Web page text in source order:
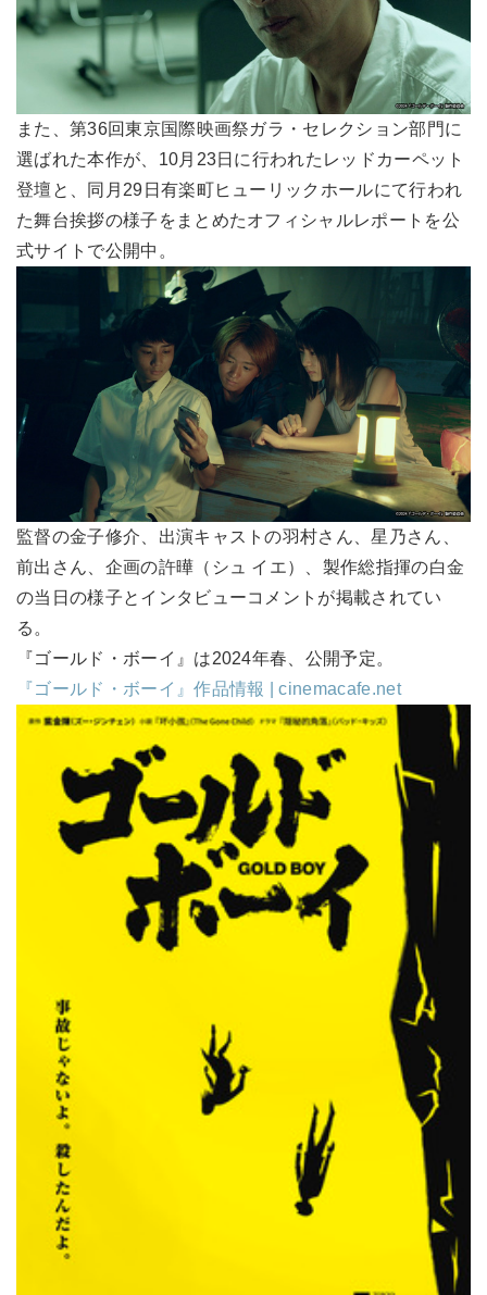
また、第36回東京国際映画祭ガラ・セレクション部門に
選ばれた本作が、10月23日に行われたレッドカーペット
登壇と、同月29日有楽町ヒューリックホールにて行われ
た舞台挨拶の様子をまとめたオフィシャルレポートを公
式サイトで公開中。
監督の金子修介、出演キャストの羽村さん、星乃さん、
前出さん、企画の許曄（シュ イエ）、製作総指揮の白金
の当日の様子とインタビューコメントが掲載されてい
る。
『ゴールド・ボーイ』は2024年春、公開予定。
『ゴールド・ボーイ』作品情報 | cinemacafe.net